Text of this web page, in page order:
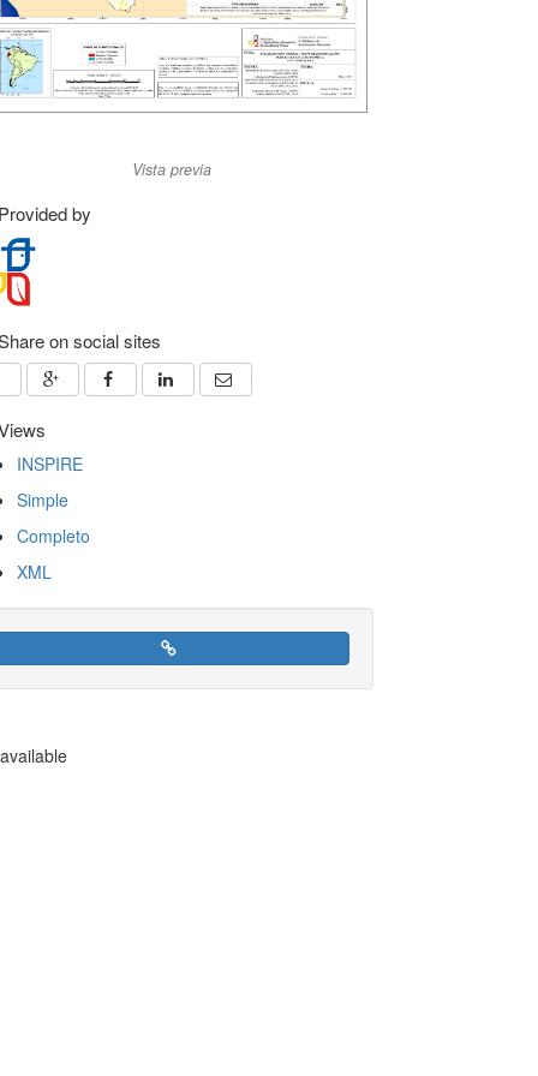
Vista previa
by
on social sites
INSPIRE
Simple
Completo
XML